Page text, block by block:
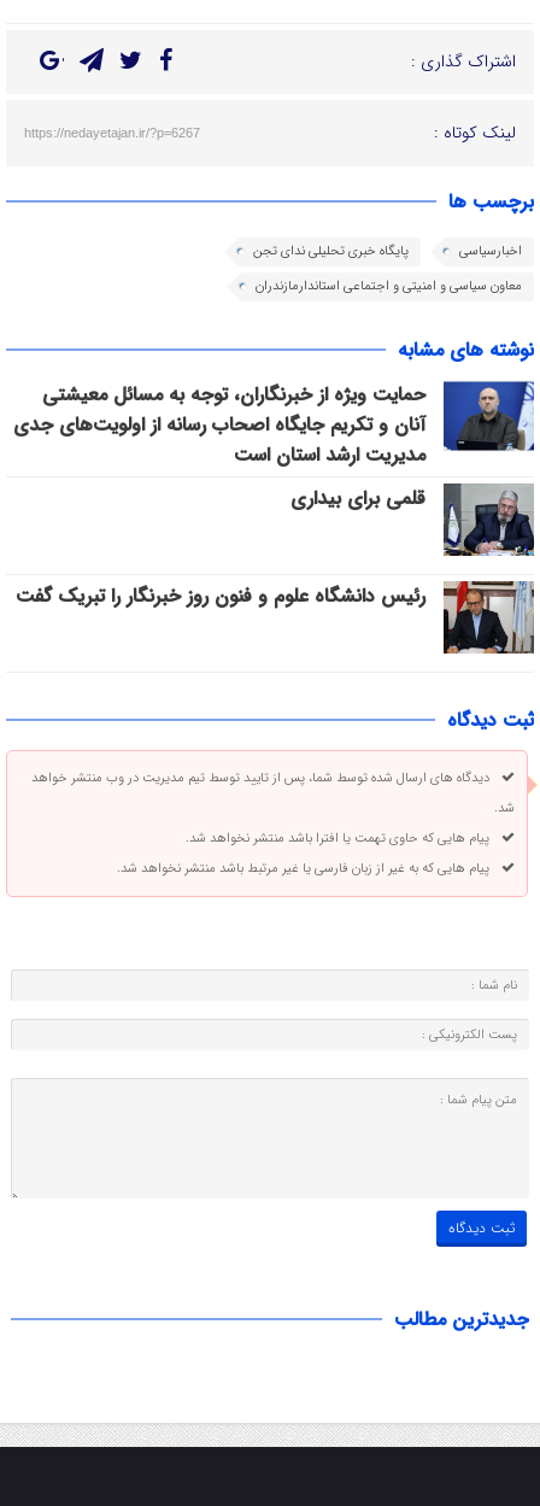
اشتراک گذاری :
لینک کوتاه : https://nedayetajan.ir/?p=6267
برچسب ها
اخبارسیاسی
پایگاه خبری تحلیلی ندای تجن
معاون سیاسی و امنیتی و اجتماعی استاندارمازندران
نوشته های مشابه
حمایت ویژه از خبرنگاران، توجه به مسائل معیشتی
آنان و تکریم جایگاه اصحاب رسانه از اولویت‌های جدی
مدیریت ارشد استان است
قلمی برای بیداری
رئیس دانشگاه علوم و فنون روز خبرنگار را تبریک گفت
ثبت دیدگاه
دیدگاه های ارسال شده توسط شما، پس از تایید توسط تیم مدیریت در وب منتشر خواهد
شد.
پیام هایی که حاوی تهمت یا افترا باشد منتشر نخواهد شد.
پیام هایی که به غیر از زبان فارسی یا غیر مرتبط باشد منتشر نخواهد شد.
جدیدترین مطالب